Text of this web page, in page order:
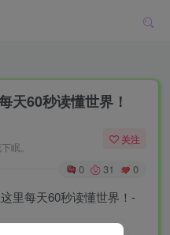
天60秒读懂世界！
眠。
关注
0 31 0